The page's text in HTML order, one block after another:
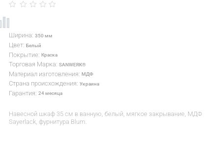
Ширина: 350 мм
Цвет: Белый
Покрытие: Краска
Торговая Марка: SANWERK®
Материал изготовления: МДФ
Страна происхождения: Украина
Гарантия: 24 месяца
Навесной шкаф 35 см в ванную, белый, мягкое закрывание, МДФ
Sayerlack, фурнитура Blum.